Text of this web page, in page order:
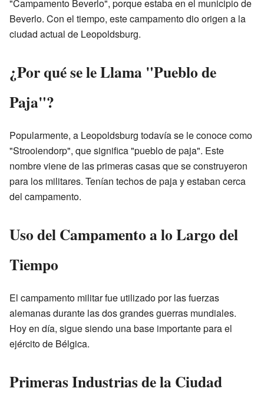
"Campamento Beverlo", porque estaba en el municipio de
Beverlo. Con el tiempo, este campamento dio origen a la
ciudad actual de Leopoldsburg.
¿Por qué se le Llama "Pueblo de
Paja"?
Popularmente, a Leopoldsburg todavía se le conoce como
"Strooiendorp", que significa "pueblo de paja". Este
nombre viene de las primeras casas que se construyeron
para los militares. Tenían techos de paja y estaban cerca
del campamento.
Uso del Campamento a lo Largo del
Tiempo
El campamento militar fue utilizado por las fuerzas
alemanas durante las dos grandes guerras mundiales.
Hoy en día, sigue siendo una base importante para el
ejército de Bélgica.
Primeras Industrias de la Ciudad